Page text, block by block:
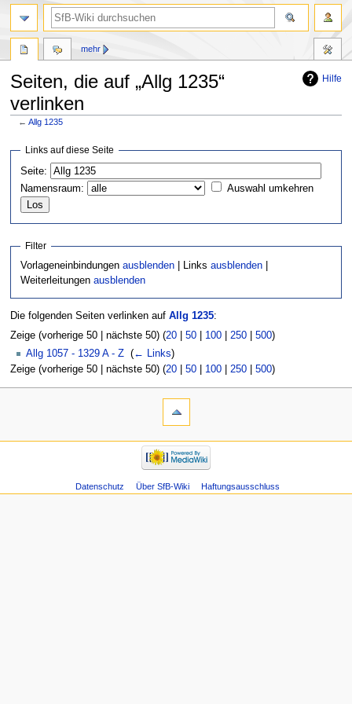
Hilfe
Seiten, die auf „Allg 1235“
verlinken
←Allg 1235
springen
springen
Links auf diese Seite
Seite:
Namensraum:
Auswahl umkehren
Filter
Vorlageneinbindungenausblenden | Linksausblenden
Weiterleitungenausblenden
Die folgenden Seiten verlinken auf Allg 1235:
Zeige (vorherige 50 | nächste 50) (20| 50| 100| 250| 500)
Allg 1057 - 1329 A - Z (← Links)
Zeige (vorherige 50 | nächste 50) (20| 50| 100| 250| 500)
mehr
Datenschutz Über SfB-Wiki Haftungsausschluss